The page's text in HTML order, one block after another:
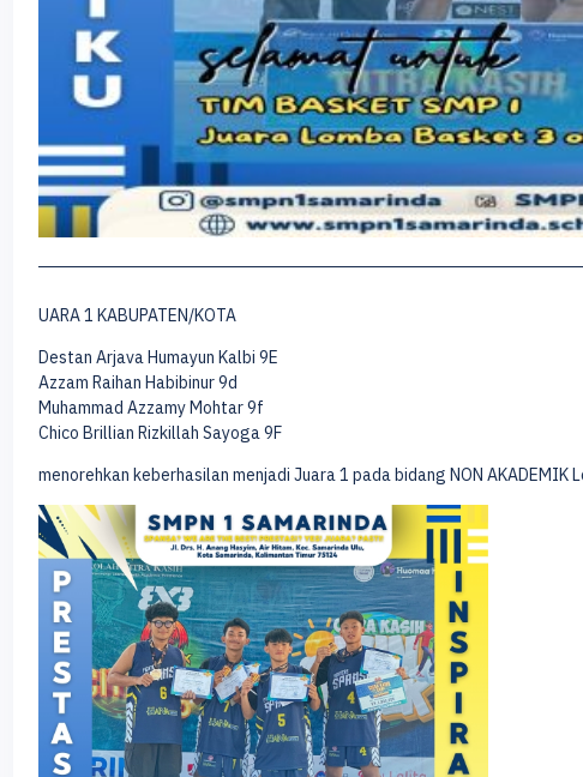
UARA 1 KABUPATEN/KOTA
Destan Arjava Humayun Kalbi 9E
Azzam Raihan Habibinur 9d
Muhammad Azzamy Mohtar 9f
Chico Brillian Rizkillah Sayoga 9F
menorehkan keberhasilan menjadi Juara 1 pada bidang NON AKADEMIK